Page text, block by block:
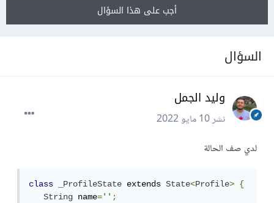
أجب على هذا السؤال
السؤال
وليد الجمل
نشر10 مايو 2022
لدي صف الحالة
class _ProfileState extends State<Profile>
{
String name='';